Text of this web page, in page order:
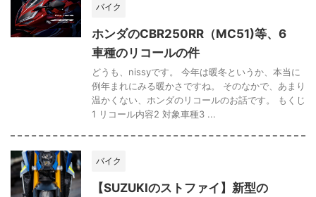
バイク
ホンダのCBR250RR（MC51)等、6
車種のリコールの件
どうも、nissyです。 今年は暖冬というか、本当に
例年まれにみる暖かさですね。 そのなかで、あまり
温かくない、ホンダのリコールのお話です。 もくじ
1 リコール内容2 対象車種3 ...
バイク
【SUZUKIのストファイ】新型の